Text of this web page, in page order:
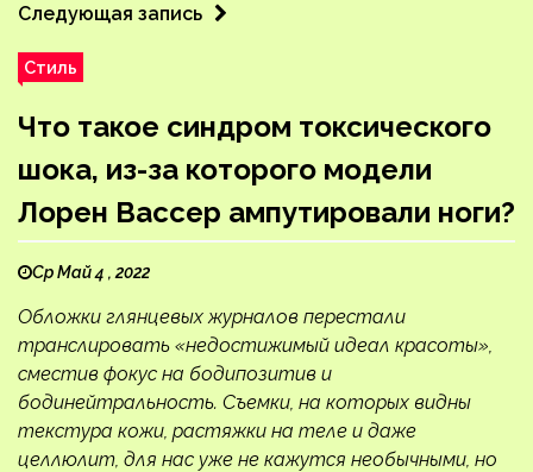
Следующая запись
Стиль
Что такое синдром токсического
шока, из-за которого модели
Лорен Вассер ампутировали ноги?
Ср Май 4 , 2022
Обложки глянцевых журналов перестали
транслировать «недостижимый идеал красоты»,
сместив фокус на бодипозитив и
бодинейтральность. Съемки, на которых видны
текстура кожи, растяжки на теле и даже
целлюлит, для нас уже не кажутся необычными, но